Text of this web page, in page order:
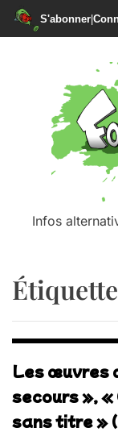
S'abonner|
Infos
Les œuvres
secours »,
sans titre »